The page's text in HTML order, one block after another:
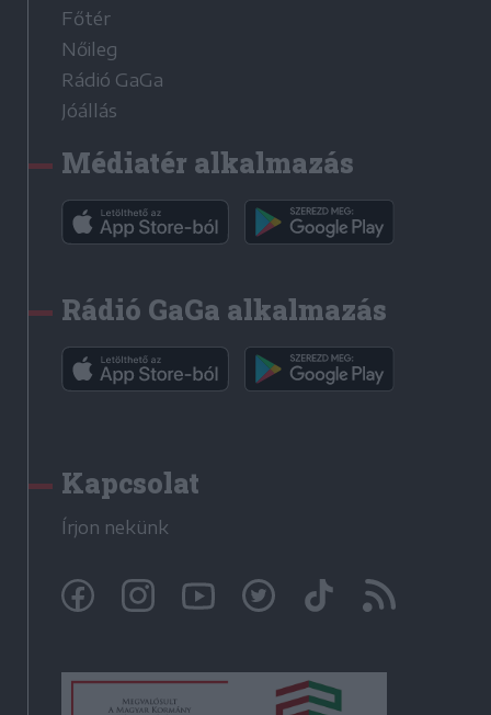
Főtér
Nőileg
Rádió GaGa
Jóállás
Médiatér alkalmazás
Rádió GaGa alkalmazás
Kapcsolat
Írjon nekünk